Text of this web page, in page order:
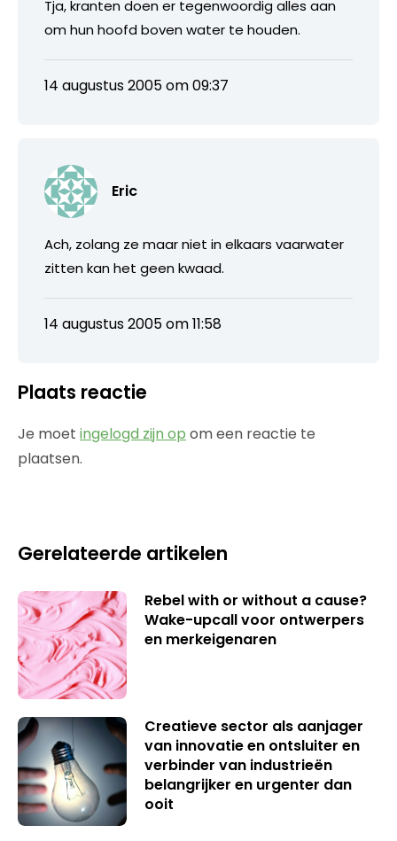
Tja, kranten doen er tegenwoordig alles aan
om hun hoofd boven water te houden.
14 augustus 2005 om 09:37
Eric
Ach, zolang ze maar niet in elkaars vaarwater
zitten kan het geen kwaad.
14 augustus 2005 om 11:58
Plaats reactie
Je moet ingelogd zijn op om een reactie te
plaatsen.
Gerelateerde artikelen
Rebel with or without a cause?
Wake-upcall voor ontwerpers
en merkeigenaren
Creatieve sector als aanjager
van innovatie en ontsluiter en
verbinder van industrieën
belangrijker en urgenter dan
ooit